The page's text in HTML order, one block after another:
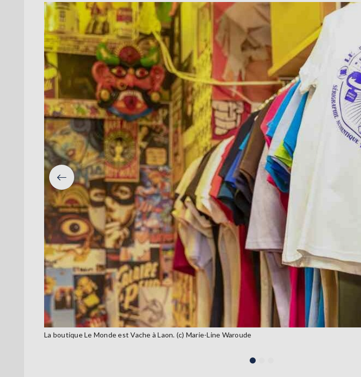
La boutique Le Monde est Vache à Laon. (c) Marie-Line Waroude
Précéden